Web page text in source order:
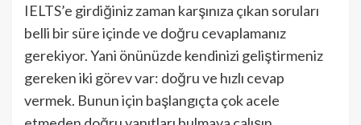
IELTS’e girdiğiniz zaman karşınıza çıkan soruları
belli bir süre içinde ve doğru cevaplamanız
gerekiyor. Yani önünüzde kendinizi geliştirmeniz
gereken iki görev var: doğru ve hızlı cevap
vermek. Bunun için başlangıçta çok acele